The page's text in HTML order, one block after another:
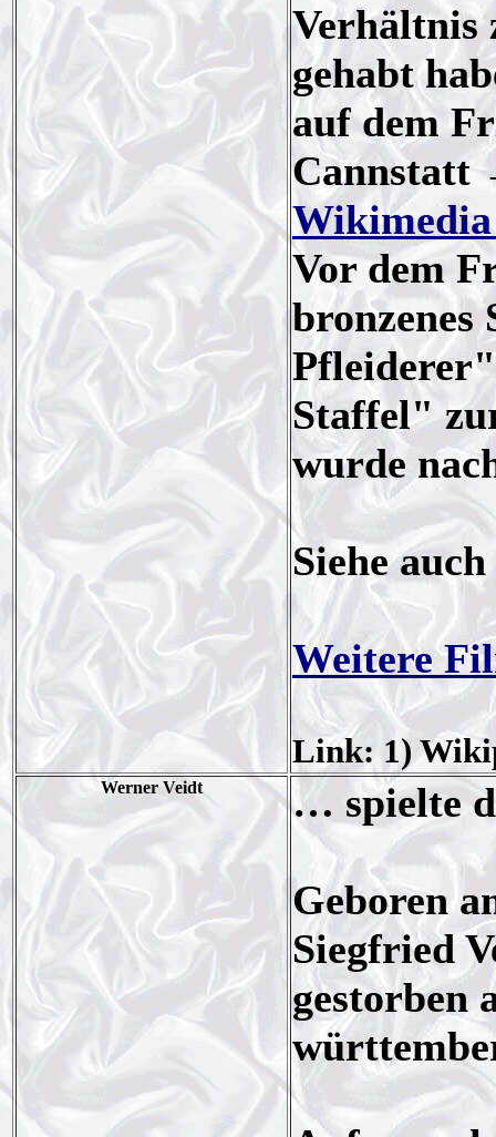
Verhältnis
gehabt
auf dem
Cannstatt
Vor dem
Staffel"
wurde
Siehe auch
Weitere
Link: 1)
Werner Veidt … spielte
Geboren
Siegfried
gestorben